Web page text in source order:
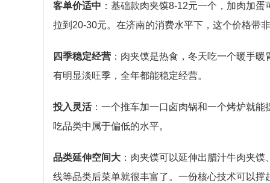
客单价适中 ：基础款肉夹馍8-12元一个，加肉加
拉到20-30元。在济南的消费水平下，这个价格带
四季稳定经营 ：肉夹馍是热食，冬天吃一个暖手
有明显淡旺季，全年都能稳定经营。
投入灵活：一个推车加一口卤肉锅和一个烤炉就
吃品类中属于偏低的水平。
品类延伸空间大 ：肉夹馍可以延伸出腊汁牛肉夹
线等品类后菜单就很丰富了。一份核心技术可以撑